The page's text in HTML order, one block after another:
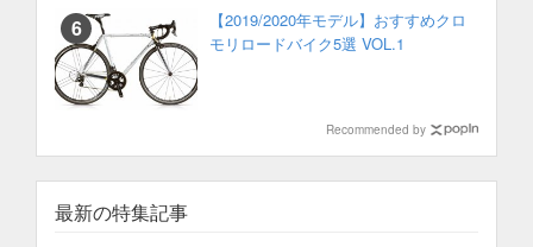
【2019/2020年モデル】おすすめクロ
モリロードバイク5選 VOL.1
Recommended by
最新の特集記事